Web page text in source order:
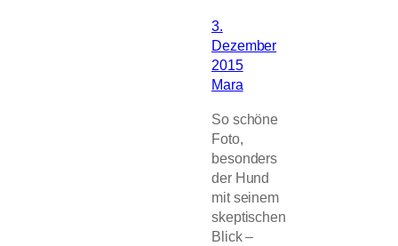
3.
Dezember
2015
Mara
So schöne
Foto,
besonders
der Hund
mit seinem
skeptischen
Blick –